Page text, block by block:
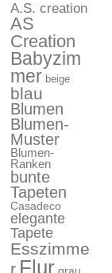
A.S. creation
AS
Creation
Babyzim
mer beige
blau
Blumen
Blumen-
Muster
Blumen-
Ranken
bunte
Tapeten
Casadeco
elegante
Tapete
Esszimme
r Flur